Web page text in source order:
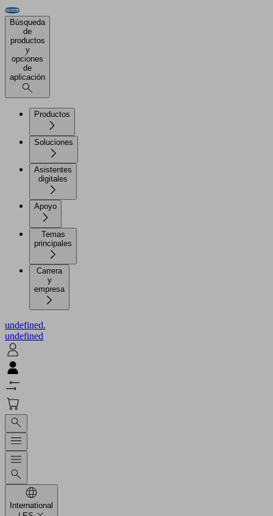
Búsqueda
de
productos
y
opciones
de
aplicación
Productos
Soluciones
Asistentes
Apoyo
Temas
principales
Carrera
y
empresa
undefined.
undefined
International